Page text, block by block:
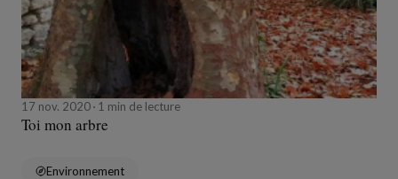
17 nov. 2020 1 min de lecture
Toi mon arbre
Environnement